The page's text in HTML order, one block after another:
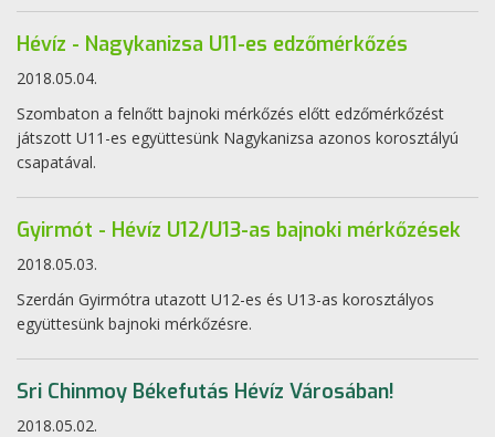
Hévíz - Nagykanizsa U11-es edzőmérkőzés
2018.05.04.
Szombaton a felnőtt bajnoki mérkőzés előtt edzőmérkőzést
játszott U11-es együttesünk Nagykanizsa azonos korosztályú
csapatával.
Gyirmót - Hévíz U12/U13-as bajnoki mérkőzések
2018.05.03.
Szerdán Gyirmótra utazott U12-es és U13-as korosztályos
együttesünk bajnoki mérkőzésre.
Sri Chinmoy Békefutás Hévíz Városában!
2018.05.02.